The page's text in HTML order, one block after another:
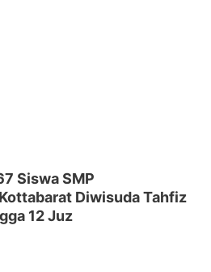
Siswa SMP
Diwisuda Tahfiz
12 Juz